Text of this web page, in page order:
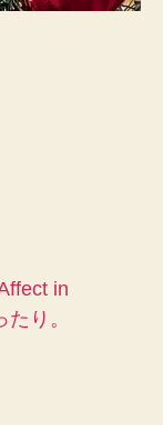
in
り。